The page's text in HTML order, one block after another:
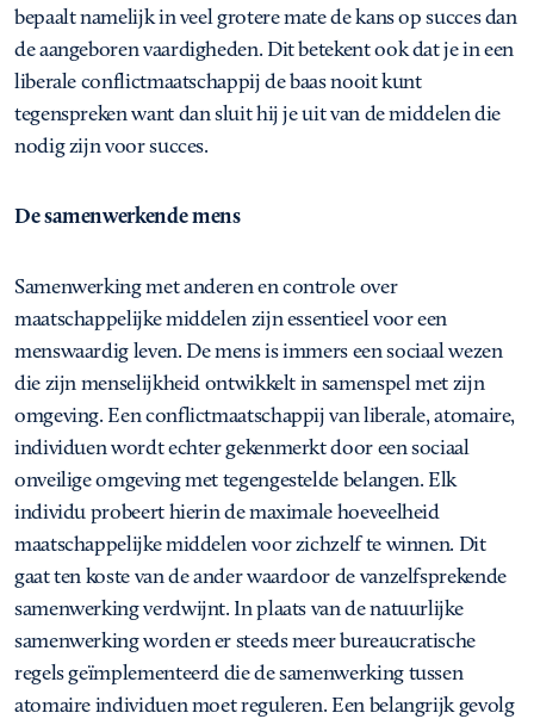
bepaalt namelijk in veel grotere mate de kans op succes dan
de aangeboren vaardigheden. Dit betekent ook dat je in een
liberale conflictmaatschappij de baas nooit kunt
tegenspreken want dan sluit hij je uit van de middelen die
nodig zijn voor succes.
De samenwerkende mens
Samenwerking met anderen en controle over
maatschappelijke middelen zijn essentieel voor een
menswaardig leven. De mens is immers een sociaal wezen
die zijn menselijkheid ontwikkelt in samenspel met zijn
omgeving. Een conflictmaatschappij van liberale, atomaire,
individuen wordt echter gekenmerkt door een sociaal
onveilige omgeving met tegengestelde belangen. Elk
individu probeert hierin de maximale hoeveelheid
maatschappelijke middelen voor zichzelf te winnen. Dit
gaat ten koste van de ander waardoor de vanzelfsprekende
samenwerking verdwijnt. In plaats van de natuurlijke
samenwerking worden er steeds meer bureaucratische
regels geïmplementeerd die de samenwerking tussen
atomaire individuen moet reguleren. Een belangrijk gevolg